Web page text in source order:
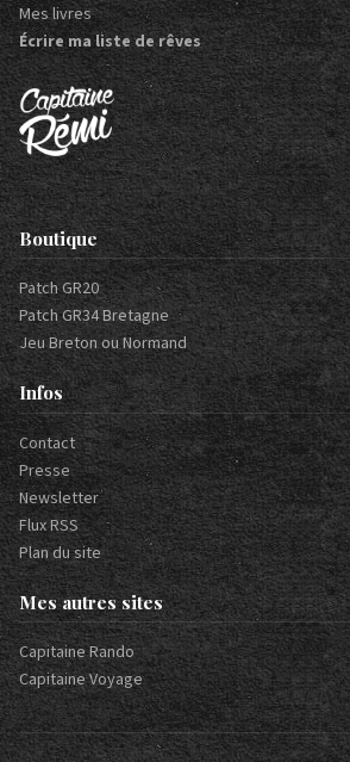
Mes livres
Écrire ma liste de rêves
Boutique
Patch GR20
Patch GR34 Bretagne
Jeu Breton ou Normand
Infos
Contact
Presse
Newsletter
Flux RSS
Plan du site
Mes autres sites
Capitaine Rando
Capitaine Voyage